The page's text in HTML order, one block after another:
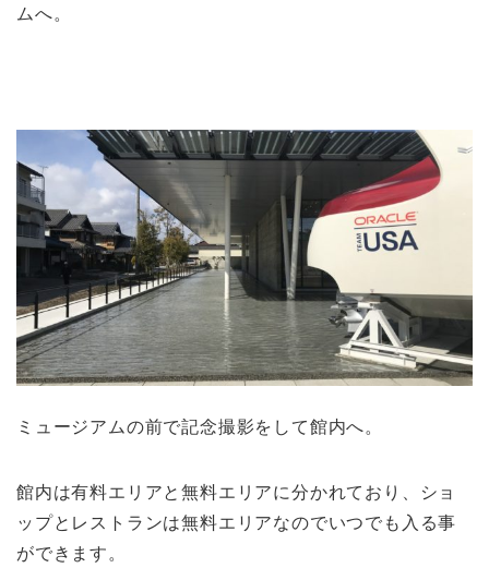
ムへ。
ミュージアムの前で記念撮影をして館内へ。
館内は有料エリアと無料エリアに分かれており、ショ
ップとレストランは無料エリアなのでいつでも入る事
ができます。